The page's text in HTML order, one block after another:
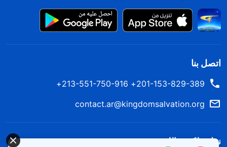
اتصل بنا
201-153-829-389+ 213-551-750-916+
contact.ar@kingdomsalvation.org
نزل ملكوت الله.